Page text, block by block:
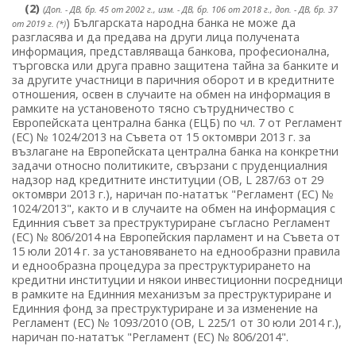
(2) (Доп. - ДВ, бр. 45 от 2002 г., изм. - ДВ, бр. 106 от 2018 г., доп. - ДВ, бр. 37
от 2019 г. (*)) Българската народна банка не може да
разгласява и да предава на други лица получената
информация, представляваща банкова, професионална,
търговска или друга правно защитена тайна за банките и
за другите участници в паричния оборот и в кредитните
отношения, освен в случаите на обмен на информация в
рамките на установеното тясно сътрудничество с
Европейската централна банка (ЕЦБ) по чл. 7 от Регламент
(ЕС) № 1024/2013 на Съвета от 15 октомври 2013 г. за
възлагане на Европейската централна банка на конкретни
задачи относно политиките, свързани с пруденциалния
надзор над кредитните институции (ОВ, L 287/63 от 29
октомври 2013 г.), наричан по-нататък "Регламент (ЕС) №
1024/2013", както и в случаите на обмен на информация с
Единния съвет за преструктуриране съгласно Регламент
(ЕС) № 806/2014 на Европейския парламент и на Съвета от
15 юли 2014 г. за установяването на еднообразни правила
и еднообразна процедура за преструктурирането на
кредитни институции и някои инвестиционни посредници
в рамките на Единния механизъм за преструктуриране и
Единния фонд за преструктуриране и за изменение на
Регламент (ЕС) № 1093/2010 (ОВ, L 225/1 от 30 юли 2014 г.),
наричан по-нататък "Регламент (ЕС) № 806/2014".